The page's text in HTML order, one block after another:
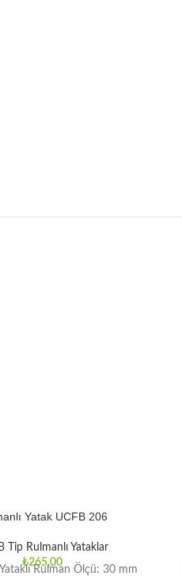
Yatak UCFB 206
Tip Rulmanlı Yataklar
₺265,00
Rulman Ölçü: 30 mm